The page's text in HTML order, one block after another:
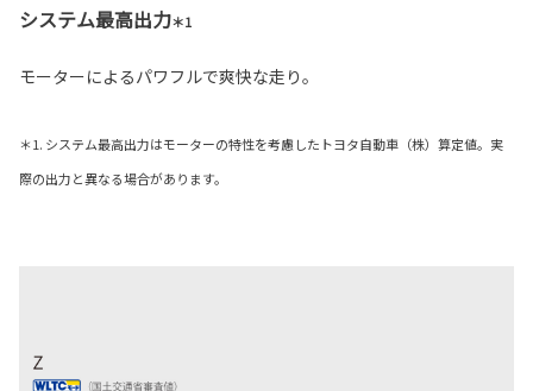
システム最高出力＊1
モーターによるパワフルで爽快な走り。
＊1. システム最高出力はモーターの特性を考慮したトヨタ自動車（株）算定値。実
際の出力と異なる場合があります。